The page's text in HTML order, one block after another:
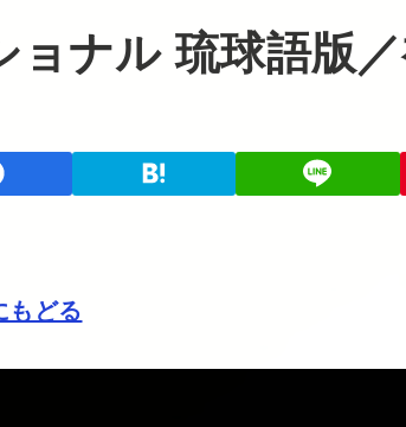
ナル 琉球語版
もどる